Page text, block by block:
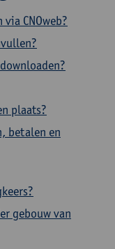
CNOweb?
plaats?
betalen en
gebouw van